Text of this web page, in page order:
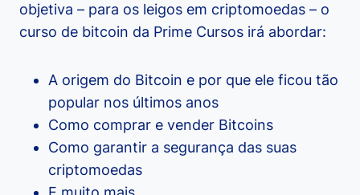
objetiva – para os leigos em criptomoedas – o
curso de bitcoin da Prime Cursos irá abordar:
A origem do Bitcoin e por que ele ficou tão
popular nos últimos anos
Como comprar e vender Bitcoins
Como garantir a segurança das suas
criptomoedas